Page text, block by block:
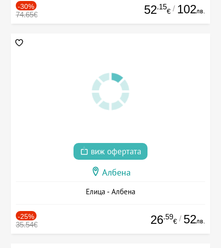
-30%
74.65€ 52.15
€ / 102лв.
виж офертата
Албена
Елица - Албена
-25%
35.54€ 26.59
€ / 52лв.